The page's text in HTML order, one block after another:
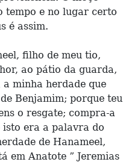
tempo e no lugar certo
é assim.
filho de meu tio,
ao pátio da guarda,
minha herdade que
Benjamim; porque teu
o resgate; compra-a
era a palavra do
de Hanameel,
em Anatote ” Jeremias